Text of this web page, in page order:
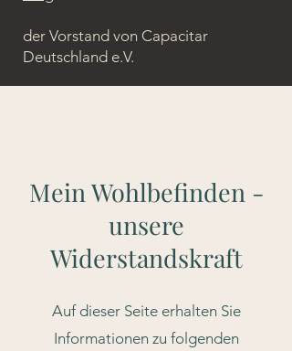
der Vorstand von Capacitar
Deutschland e.V.
Mein Wohlbefinden -
unsere
Widerstandskraft
Auf dieser Seite erhalten Sie
Informationen zu folgenden